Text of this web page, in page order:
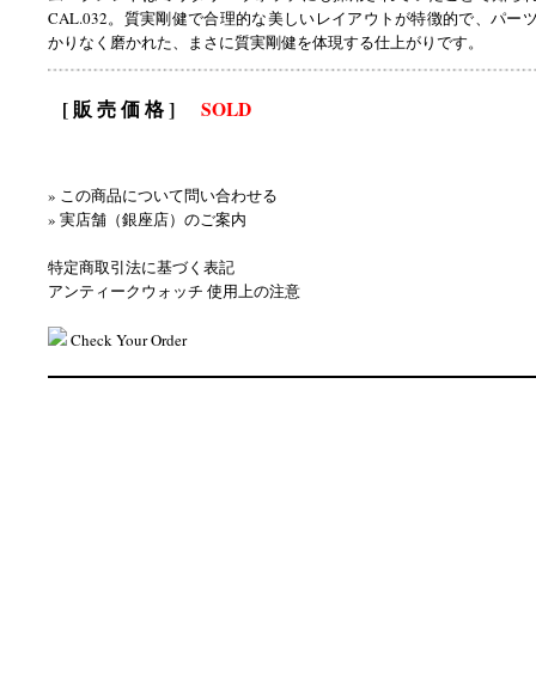
CAL.032。質実剛健で合理的な美しいレイアウトが特徴的で、パー
かりなく磨かれた、まさに質実剛健を体現する仕上がりです。
[ 販 売 価 格 ] SOLD
» この商品について問い合わせる
» 実店舗（銀座店）のご案内
特定商取引法に基づく表記
アンティークウォッチ 使用上の注意
Check Your Order